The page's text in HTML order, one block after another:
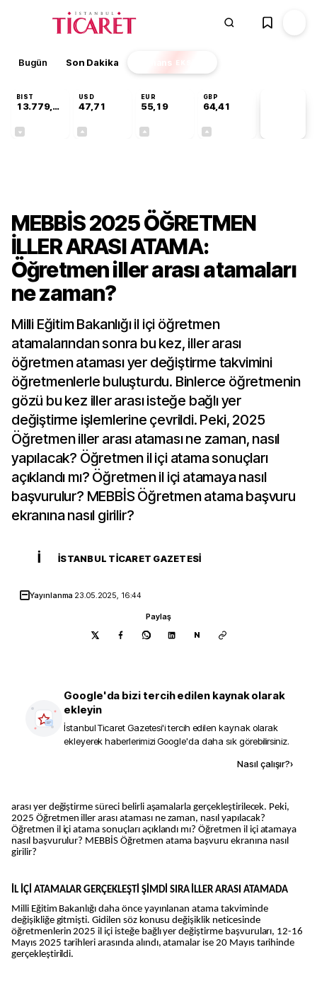
Bugün Son Dakika Finans EKSTRA
BIST
13.779,39
USD
47,71
EUR
55,19
GBP
64,41
MEBBİS 2025 ÖĞRETMEN
İLLER ARASI ATAMA:
Öğretmen iller arası atamaları
ne zaman?
Milli Eğitim Bakanlığı il içi öğretmen
atamalarından sonra bu kez, iller arası
öğretmen ataması yer değiştirme takvimini
öğretmenlerle buluşturdu. Binlerce öğretmenin
gözü bu kez iller arası isteğe bağlı yer
değiştirme işlemlerine çevrildi. Peki, 2025
Öğretmen iller arası ataması ne zaman, nasıl
yapılacak? Öğretmen il içi atama sonuçları
açıklandı mı? Öğretmen il içi atamaya nasıl
başvurulur? MEBBİS Öğretmen atama başvuru
ekranına nasıl girilir?
İ İSTANBUL TICARET GAZETESI
Yayınlanma 23.05.2025, 16:44
Paylaş
N
Google'da bizi tercih edilen kaynak olarak
ekleyin
İstanbul Ticaret Gazetesi'i tercih edilen kaynak olarak
ekleyerek haberlerimizi Google'da daha sık görebilirsiniz.
Nasıl çalışır?›
arası yer değiştirme süreci belirli aşamalarla gerçekleştirilecek. Peki,
2025 Öğretmen iller arası ataması ne zaman, nasıl yapılacak?
Öğretmen il içi atama sonuçları açıklandı mı? Öğretmen il içi atamaya
nasıl başvurulur? MEBBİS Öğretmen atama başvuru ekranına nasıl
girilir?
İL İÇİ ATAMALAR GERÇEKLEŞTİ ŞİMDİ SIRA İLLER ARASI ATAMADA
Milli Eğitim Bakanlığı daha önce yayınlanan atama takviminde
değişikliğe gitmişti. Gidilen söz konusu değişiklik neticesinde
öğretmenlerin 2025 il içi isteğe bağlı yer değiştirme başvuruları, 12-16
Mayıs 2025 tarihleri arasında alındı, atamalar ise 20 Mayıs tarihinde
gerçekleştirildi.